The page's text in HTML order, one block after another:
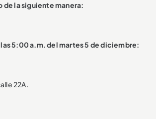
de la siguiente manera:
5:00 a.m. del martes 5 de diciembre:
22A.